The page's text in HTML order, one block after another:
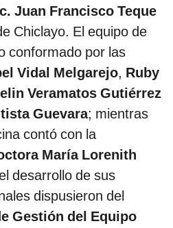
Juan Francisco Teque
Chiclayo. El equipo de
conformado por las
Vidal Melgarejo, Ruby
Veramatos Gutiérrez
Guevara; mientras
contó con la
María Lorenith
desarrollo de sus
dispusieron del
Gestión del Equipo